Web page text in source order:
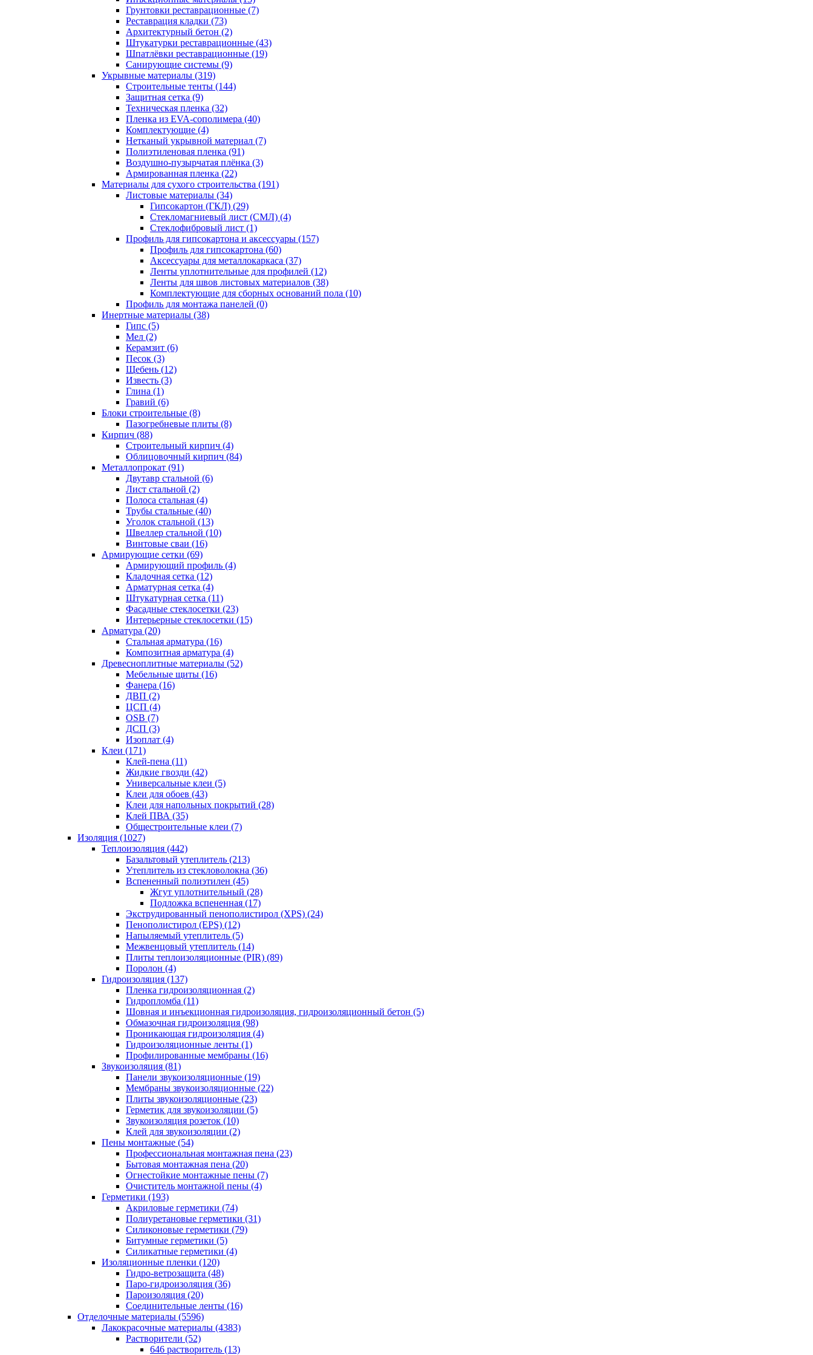
Грунтовки реставрационные (7)
Реставрация кладки (73)
Архитектурный бетон (2)
Штукатурки реставрационные (43)
Шпатлёвки реставрационные (19)
Санирующие системы (9)
Укрывные материалы (319)
Строительные тенты (144)
Защитная сетка (9)
Техническая пленка (32)
Пленка из EVA-сополимера (40)
Комплектующие (4)
Нетканый укрывной материал (7)
Полиэтиленовая пленка (91)
Воздушно-пузырчатая плёнка (3)
Армированная пленка (22)
Материалы для сухого строительства (191)
Листовые материалы (34)
Гипсокартон (ГКЛ) (29)
Стекломагниевый лист (СМЛ) (4)
Cтеклофибровый лист (1)
Профиль для гипсокартона и аксессуары (157)
Профиль для гипсокартона (60)
Аксессуары для металлокаркаса (37)
Ленты уплотнительные для профилей (12)
Ленты для швов листовых материалов (38)
Комплектующие для сборных оснований пола (10)
Профиль для монтажа панелей (0)
Инертные материалы (38)
Гипс (5)
Мел (2)
Керамзит (6)
Песок (3)
Щебень (12)
Известь (3)
Глина (1)
Гравий (6)
Блоки строительные (8)
Пазогребневые плиты (8)
Кирпич (88)
Строительный кирпич (4)
Облицовочный кирпич (84)
Металлопрокат (91)
Двутавр стальной (6)
Лист стальной (2)
Полоса стальная (4)
Трубы стальные (40)
Уголок стальной (13)
Швеллер стальной (10)
Винтовые сваи (16)
Армирующие сетки (69)
Армирующий профиль (4)
Кладочная сетка (12)
Арматурная сетка (4)
Штукатурная сетка (11)
Фасадные стеклосетки (23)
Интерьерные стеклосетки (15)
Арматура (20)
Стальная арматура (16)
Композитная арматура (4)
Древесноплитные материалы (52)
Мебельные щиты (16)
Фанера (16)
ДВП (2)
ЦСП (4)
OSB (7)
ДСП (3)
Изоплат (4)
Клеи (171)
Клей-пена (11)
Жидкие гвозди (42)
Универсальные клеи (5)
Клеи для обоев (43)
Клеи для напольных покрытий (28)
Клей ПВА (35)
Общестроительные клеи (7)
Изоляция (1027)
Теплоизоляция (442)
Базальтовый утеплитель (213)
Утеплитель из стекловолокна (36)
Вспененный полиэтилен (45)
Жгут уплотнительный (28)
Подложка вспененная (17)
Экструдированный пенополистирол (XPS) (24)
Пенополистирол (EPS) (12)
Напыляемый утеплитель (5)
Межвенцовый утеплитель (14)
Плиты теплоизоляционные (PIR) (89)
Поролон (4)
Гидроизоляция (137)
Пленка гидроизоляционная (2)
Гидропломба (11)
Шовная и инъекционная гидроизоляция, гидроизоляционный бетон (5)
Обмазочная гидроизоляция (98)
Проникающая гидроизоляция (4)
Гидроизоляционные ленты (1)
Профилированные мембраны (16)
Звукоизоляция (81)
Панели звукоизоляционные (19)
Мембраны звукоизоляционные (22)
Плиты звукоизоляционные (23)
Герметик для звукоизоляции (5)
Звукоизоляция розеток (10)
Клей для звукоизоляции (2)
Пены монтажные (54)
Профессиональная монтажная пена (23)
Бытовая монтажная пена (20)
Огнестойкие монтажные пены (7)
Очиститель монтажной пены (4)
Герметики (193)
Акриловые герметики (74)
Полиуретановые герметики (31)
Силиконовые герметики (79)
Битумные герметики (5)
Силикатные герметики (4)
Изоляционные пленки (120)
Гидро-ветрозащита (48)
Паро-гидроизоляция (36)
Пароизоляция (20)
Соединительные ленты (16)
Отделочные материалы (5596)
Лакокрасочные материалы (4383)
Растворители (52)
646 растворитель (13)